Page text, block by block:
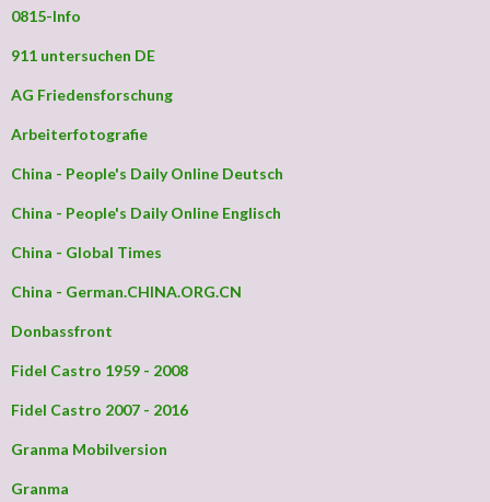
0815-Info
911 untersuchen DE
AG Friedensforschung
Arbeiterfotografie
China - People's Daily Online Deutsch
China - People's Daily Online Englisch
China - Global Times
China - German.CHINA.ORG.CN
Donbassfront
Fidel Castro 1959 - 2008
Fidel Castro 2007 - 2016
Granma Mobilversion
Granma